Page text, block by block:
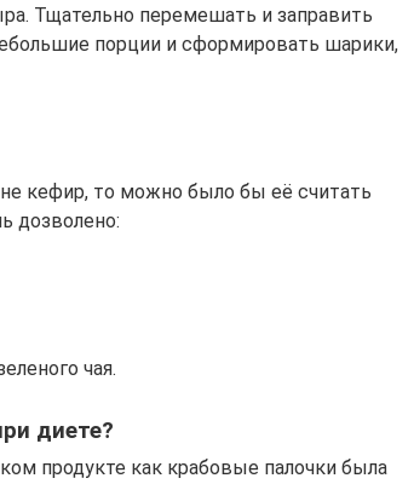
Тщательно перемешать и заправить
порции и сформировать шарики,
кефир, то можно было бы её считать
дозволено:
чая.
диете?
продукте как крабовые палочки была